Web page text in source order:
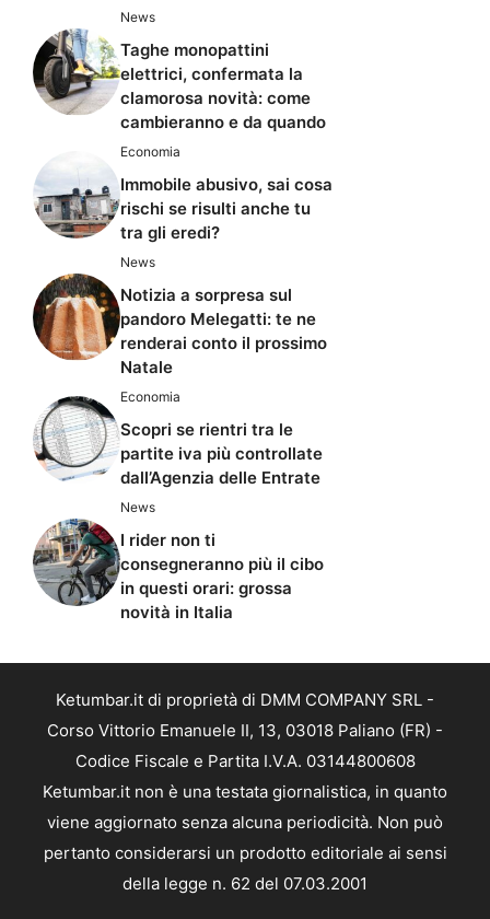
News
Taghe monopattini
elettrici, confermata la
clamorosa novità: come
cambieranno e da quando
Economia
Immobile abusivo, sai cosa
rischi se risulti anche tu
tra gli eredi?
News
Notizia a sorpresa sul
pandoro Melegatti: te ne
renderai conto il prossimo
Natale
Economia
Scopri se rientri tra le
partite iva più controllate
dall’Agenzia delle Entrate
News
I rider non ti
consegneranno più il cibo
in questi orari: grossa
novità in Italia
Ketumbar.it di proprietà di DMM COMPANY SRL -
Corso Vittorio Emanuele II, 13, 03018 Paliano (FR) -
Codice Fiscale e Partita I.V.A. 03144800608
Ketumbar.it non è una testata giornalistica, in quanto
viene aggiornato senza alcuna periodicità. Non può
pertanto considerarsi un prodotto editoriale ai sensi
della legge n. 62 del 07.03.2001